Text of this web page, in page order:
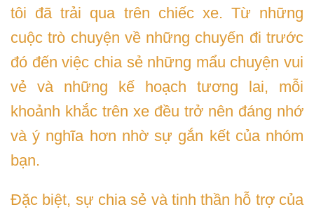
tôi đã trải qua trên chiếc xe. Từ những
cuộc trò chuyện về những chuyến đi trước
đó đến việc chia sẻ những mẩu chuyện vui
vẻ và những kế hoạch tương lai, mỗi
khoảnh khắc trên xe đều trở nên đáng nhớ
và ý nghĩa hơn nhờ sự gắn kết của nhóm
bạn.
Đặc biệt, sự chia sẻ và tinh thần hỗ trợ của